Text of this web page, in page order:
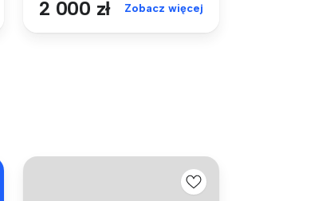
2 000 zł Zobacz więcej